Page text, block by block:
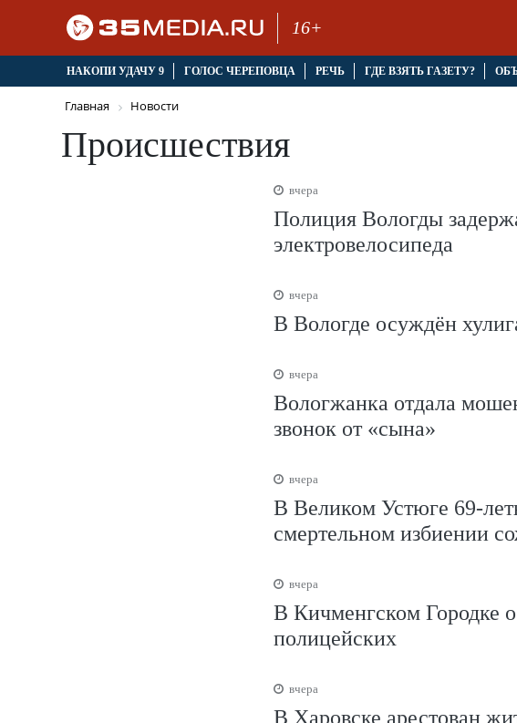
16+
НАКОПИ УДАЧУ 9 ГОЛОС ЧЕРЕПОВЦА РЕЧЬ ГДЕ ВЗЯТЬ ГАЗЕТУ?
Главная Новости
Происшествия
вчера
Полиция Вологды
электровелосипеда
вчера
В Вологде осуждён
вчера
Вологжанка отдала
звонок от «сына»
вчера
В Великом Устюге 69-
смертельном избиении
вчера
В Кичменгском Городке
полицейских
вчера
В Харовске арестован